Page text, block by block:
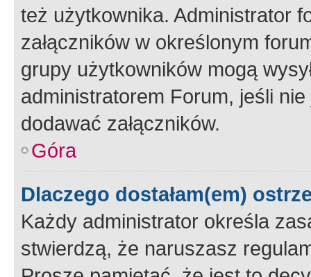
też użytkownika. Administrator
załączników w określonym
grupy użytkowników mogą
administratorem Forum, jeśli
dodawać załączników.
Góra
Dlaczego dostałam(em)
Każdy administrator określa
stwierdzą, że naruszasz